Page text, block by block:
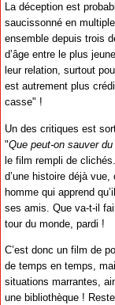
La déception est
saucissonné en
ensemble depuis trois
d’âge entre le plus
leur relation, surtout
est autrement plus
casse" !
Un des critiques est
"Que peut-on sauver
le film rempli de
d’une histoire déjà
homme qui apprend
ses amis. Que va-t-il
tour du monde, pardi !
C’est donc un film de
de temps en temps,
situations marrantes,
une bibliothèque !